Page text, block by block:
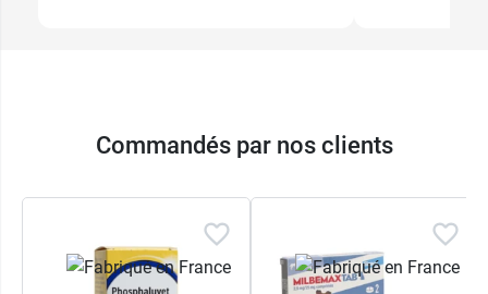
Commandés par nos clients